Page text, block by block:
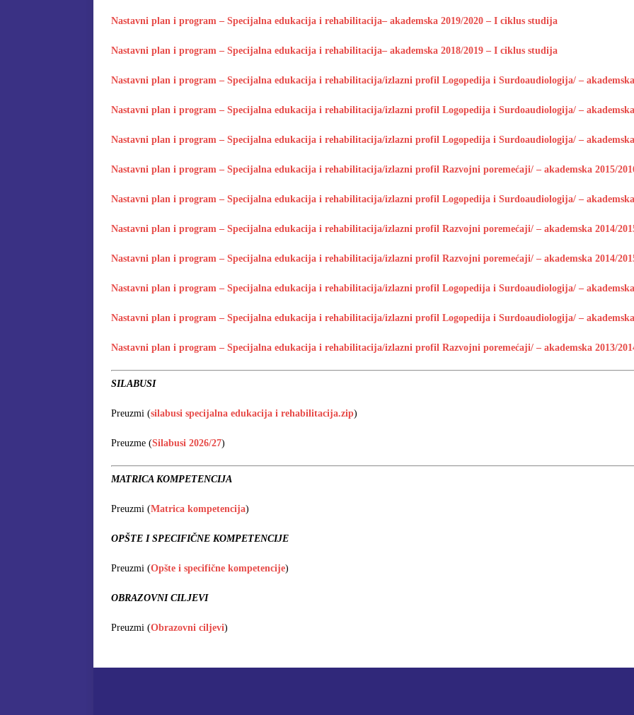
Nastavni plan i program – Specijalna edukacija i rehabilitacija– akademska 2019/2020 – I ciklus studija
Nastavni plan i program – Specijalna edukacija i rehabilitacija– akademska 2018/2019 – I ciklus studija
Nastavni plan i program – Specijalna edukacija i rehabilitacija/izlazni profil Logopedija i Surdoaudiologija/ –
Nastavni plan i program – Specijalna edukacija i rehabilitacija/izlazni profil Logopedija i Surdoaudiologija/ –
Nastavni plan i program – Specijalna edukacija i rehabilitacija/izlazni profil Logopedija i Surdoaudiologija/ –
Nastavni plan i program – Specijalna edukacija i rehabilitacija/izlazni profil Razvojni poremećaji/ – akademska 2015/
Nastavni plan i program – Specijalna edukacija i rehabilitacija/izlazni profil Logopedija i Surdoaudiologija/ –
Nastavni plan i program – Specijalna edukacija i rehabilitacija/izlazni profil Razvojni poremećaji/ – akademska 2014/
Nastavni plan i program – Specijalna edukacija i rehabilitacija/izlazni profil Razvojni poremećaji/ – akademska 2014/
Nastavni plan i program – Specijalna edukacija i rehabilitacija/izlazni profil Logopedija i Surdoaudiologija/ –
Nastavni plan i program – Specijalna edukacija i rehabilitacija/izlazni profil Logopedija i Surdoaudiologija/ –
Nastavni plan i program – Specijalna edukacija i rehabilitacija/izlazni profil Razvojni poremećaji/ – akademska 2013/
SILABUSI
Preuzmi (silabusi specijalna edukacija i rehabilitacija.zip)
Preuzme (Silabusi 2026/27)
MATRICA KOMPETENCIJA
Preuzmi (Matrica kompetencija)
OPŠTE I SPECIFIČNE KOMPETENCIJE
Preuzmi (Opšte i specifične kompetencije)
OBRAZOVNI CILJEVI
Preuzmi (Obrazovni ciljevi)